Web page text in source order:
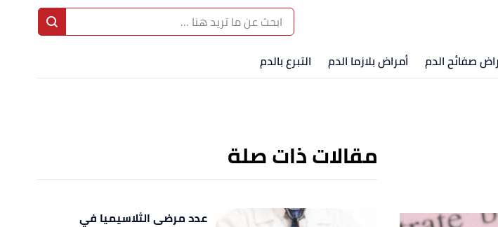
صفائح الدم أمراض بلازما الدم التبرع بالدم
مقالات ذات صلة
عدد مرضى الثلاسيميا في